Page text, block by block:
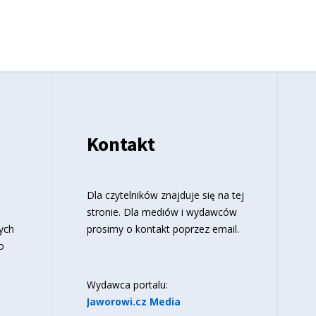
Kontakt
Dla czytelników znajduje się na tej
stronie. Dla mediów i wydawców
prosimy o kontakt poprzez email.
Wydawca portalu:
Jaworowi.cz Media